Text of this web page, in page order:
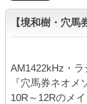
【境和樹・穴馬
AM1422kHz・ラ
『穴馬券ネオ
10R～12Rのメ